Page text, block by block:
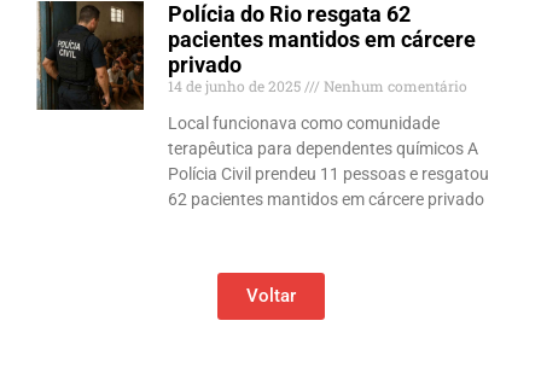
Polícia do Rio resgata 62
pacientes mantidos em cárcere
privado
14 de junho de 2025
Nenhum comentário
Local funcionava como comunidade
terapêutica para dependentes químicos A
Polícia Civil prendeu 11 pessoas e resgatou
62 pacientes mantidos em cárcere privado
Voltar